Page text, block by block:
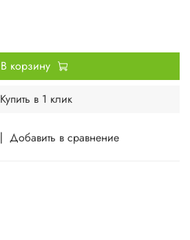
Добавить в сравнение
В корзину
Купить в 1 клик